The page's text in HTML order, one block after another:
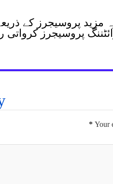
مزید پروسیجرز کے
پروسیجرز
Your
*